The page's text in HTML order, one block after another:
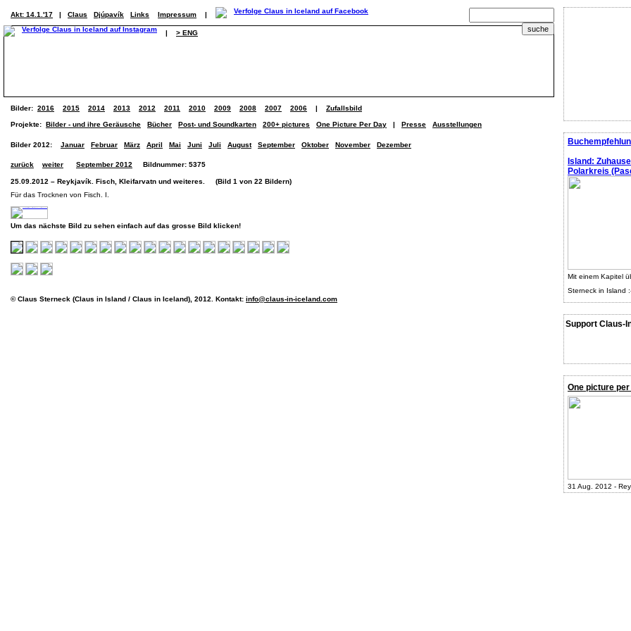
Island:
Polarkreis
Mit einem Kapitel
Sterneck in Island
Support Claus-
One picture
31 Aug. 2012 -
Akt: 14.1.'17 | Claus Djúpavík Links Impressum |
| > ENG
Bilder: 2016 2015 2014 2013 2012 2011 2010 2009 2008 2007 2006 | Zufallsbild
Projekte: Bilder - und ihre Geräusche Bücher Post- und Soundkarten 200+ pictures One Picture Per Day | Presse Ausstellungen
Bilder 2012: Januar Februar März April Mai Juni Juli August September Oktober November Dezember
zurück weiter September 2012 Bildnummer: 5375
25.09.2012 – Reykjavík. Fisch, Kleifarvatn und weiteres. (Bild 1 von 22 Bildern)
Für das Trocknen von Fisch. I.
Um das nächste Bild zu sehen einfach auf das grosse Bild klicken!
© Claus Sterneck (Claus in Island / Claus in Iceland), 2012. Kontakt: info@claus-in-iceland.com